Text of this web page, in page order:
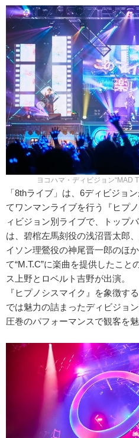
ヨコハマ・ディビジョン“MAD
「8thライブ」は、6ディビジョ
てワンマンライブを行う『ヒプ
ィビジョン別ライブで、トップ
は、碧棺左馬刻役の浅沼晋太郎
イソン理鶯役の神尾晋一郎のほ
て“M.T.C”に楽曲を提供したこと
ス上野とロベルト吉野が出演。
『ヒプノシスマイク』を象徴す
では魅力の詰まったディビジョ
圧巻のパフォーマンスで観客を魅